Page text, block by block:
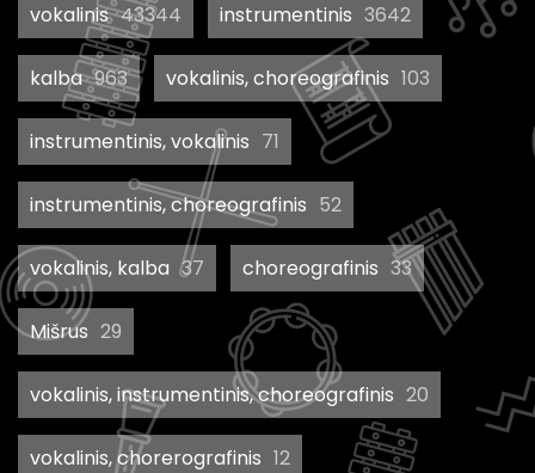
vokalinis 43344 instrumentinis 3642
kalba 963 vokalinis, choreografinis 103
instrumentinis, vokalinis 71
instrumentinis, choreografinis 52
vokalinis, kalba 37 choreografinis 33
Mišrus 29
vokalinis, instrumentinis, choreografinis 20
vokalinis, chorerografinis 12